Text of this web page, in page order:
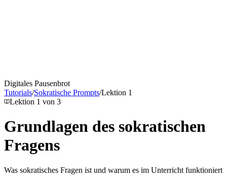
Digitales Pausenbrot
Tutorials/Sokratische Prompts/Lektion 1
Lektion 1 von 3
Grundlagen des sokratischen
Fragens
Was sokratisches Fragen ist und warum es im Unterricht funktioniert